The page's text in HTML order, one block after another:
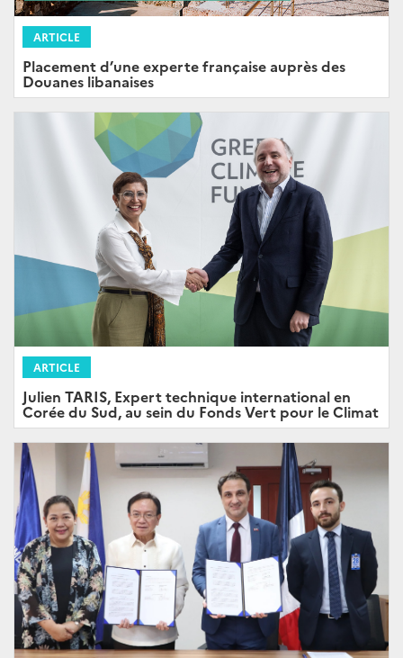
ARTICLE
Placement d’une experte française auprès des
Douanes libanaises
ARTICLE
Julien TARIS, Expert technique international en
Corée du Sud, au sein du Fonds Vert pour le Climat